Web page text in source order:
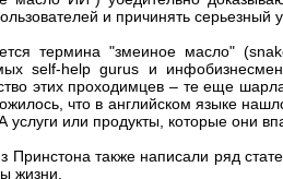
и причинять
термина "змеиное масло"
self-help gurus и
этих проходимцев – те еще
что в английском языке
услуги или продукты, которые они
Принстона также написали ряд
жизни.